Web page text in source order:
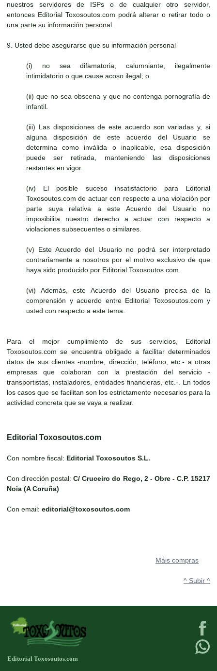
nuestros servidores de ISPs o de cualquier otro servidor,
entonces Editorial Toxosoutos.com podrá alterar o retirar todo o
una parte su información personal.
9. Usted debe asegurarse que su información personal
(i) no sea difamatoria, calumniante, ilegalmente
intimidatorio o que cause acoso ilegal; o
(ii) que no sea obscena y que no contenga pornografía de
infantil.
(iii) Las disposiciones de este acuerdo son variadas y, si
alguna disposición de este acuerdo del Usuario se
determina como inválida o inaplicable, esa disposición
puede ser retirada, manteniendo las disposiciones
restantes en vigor.
(iv) El posible suceso insatisfactorio para Editorial
Toxosoutos.com de actuar con respecto a una violación por
parte suya relativa a este Acuerdo del Usuario no
imposibilita nuestro derecho a actuar con respecto a
violaciones subsecuentes o similares.
(v) Este Acuerdo del Usuario no podrá ser interpretado
contrariamente a nosotros por el motivo exclusivo de que
haya sido producido por Editorial Toxosoutos.com.
(vi) Además, este Acuerdo del Usuario precisa de la
comprensión y acuerdo entre Editorial Toxosoutos.com y
usted con respecto a este tema.
Para el mejor cumplimiento de sus servicios, Editorial
Toxosoutos.com se encuentra obligado a facilitar determinados
datos de sus clientes -nombre, dirección, teléfono, etc.- a otras
empresas que colaboran con la prestación del servicio -
transportistas, instaladores, entidades financieras, etc.-. En todos
los casos que se facilitan son los estrictamente necesarios para la
actividad concreta que se vaya a realizar.
Editorial Toxosoutos.com
Con nombre fiscal: Editorial Toxosoutos S.L.
Con dirección postal:C/ Cruceiro do Rego, 2 - Obre - C.P. 15217
Noia (A Coruña)
Con email: editorial@toxosoutos.com
Máis compras
^ Subir ^
Editorial Toxosoutos.com